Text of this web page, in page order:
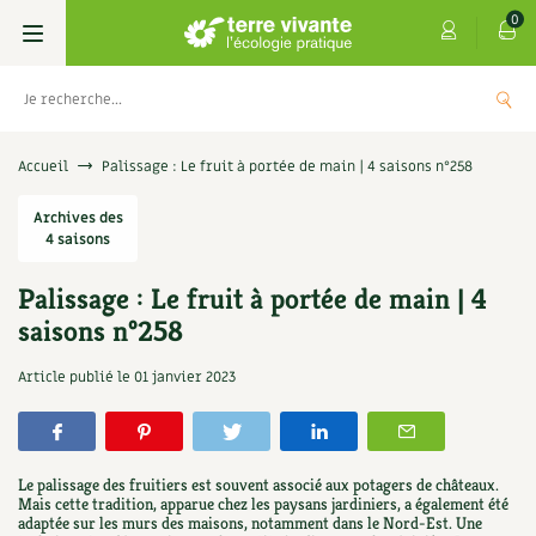
0
Livres
Permaculture, Jardin bio
Techniques de jardinage
Verger, arbres
Aménagement jardin
Les 4 saisons
Se réabonner
Offrir un abonnement
Les numéros
4 saisons
Graines, semences
Aromatiques
Florales
Cartes cadeau
Découvrir le Centre
Visiter en famille, entre amis
Jardin bio
Parole libre
Accueil Palissage : Le fruit à portée de main | 4 saisons n°258
Archives des
4 saisons
Palissage : Le fruit à portée de main | 4
saisons n°258
Article publié le 01 janvier 2023
Le palissage des fruitiers est souvent associé aux potagers de châteaux.
Mais cette tradition, apparue chez les paysans jardiniers, a également été
adaptée sur les murs des maisons, notamment dans le Nord-Est. Une
9,90